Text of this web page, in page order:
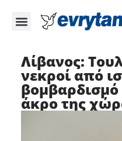
Λίβανος:
νεκροί από
βομβαρδισμό
άκρο της